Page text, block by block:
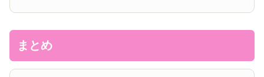
まとめ